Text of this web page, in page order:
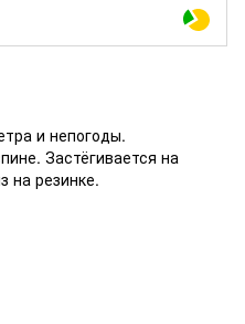
и непогоды.
Застёгивается на
на резинке.